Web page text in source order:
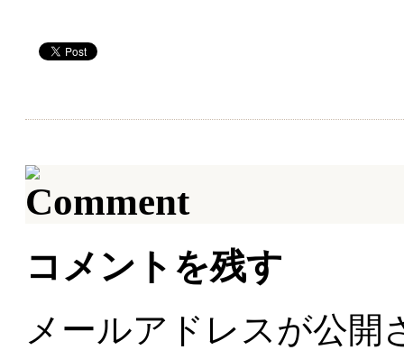
コメントを残す
メールアドレスが公開